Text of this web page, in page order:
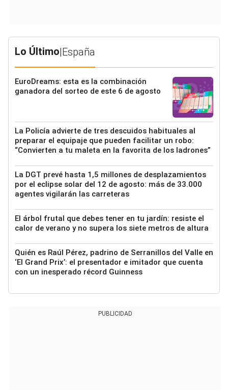
Lo Último|España
EuroDreams: esta es la combinación
ganadora del sorteo de este 6 de agosto
La Policía advierte de tres descuidos habituales al
preparar el equipaje que pueden facilitar un robo:
“Convierten a tu maleta en la favorita de los ladrones”
La DGT prevé hasta 1,5 millones de desplazamientos
por el eclipse solar del 12 de agosto: más de 33.000
agentes vigilarán las carreteras
El árbol frutal que debes tener en tu jardín: resiste el
calor de verano y no supera los siete metros de altura
Quién es Raúl Pérez, padrino de Serranillos del Valle en
‘El Grand Prix’: el presentador e imitador que cuenta
con un inesperado récord Guinness
PUBLICIDAD